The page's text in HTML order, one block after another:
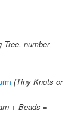
Tree, number
(Tiny Knots or
+ Beads =